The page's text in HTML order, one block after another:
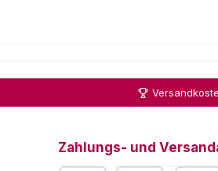
Zahlungs- und